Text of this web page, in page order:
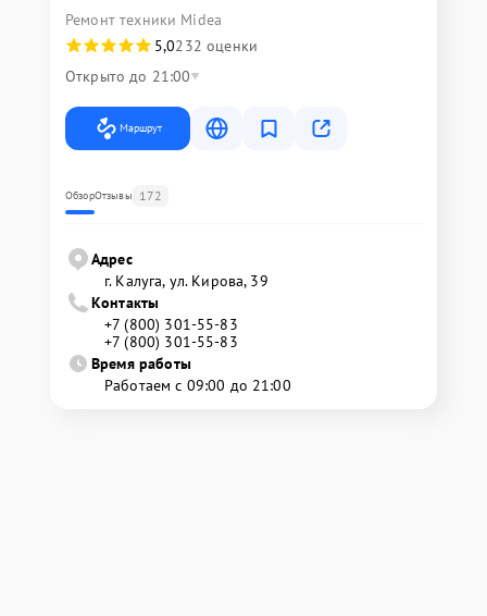
Ремонт техники Midea
5,0232 оценки
Открыто до 21:00
Маршрут
ОбзорОтзывы 172
Адрес
г. Калуга, ул. Кирова, 39
Контакты
+7 (800) 301-55-83
+7 (800) 301-55-83
Время работы
Работаем с 09:00 до 21:00